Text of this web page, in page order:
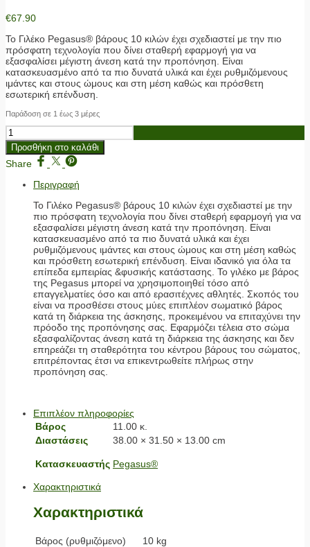
€67.90
Το Γιλέκο Pegasus® βάρους 10 κιλών έχει σχεδιαστεί με την πιο
πρόσφατη τεχνολογία που δίνει σταθερή εφαρμογή για να
εξασφαλίσει μέγιστη άνεση κατά την προπόνηση. Είναι
κατασκευασμένο από τα πιο δυνατά υλικά και έχει ρυθμιζόμενους
ιμάντες και στους ώμους και στη μέση καθώς και πρόσθετη
εσωτερική επένδυση.
Παράδοση σε 1 έως 3 μέρες
Γιλέκο
με
Βάρος
Pegasus®
ποσότητα
Προσθήκη στο καλάθι
Share
Περιγραφή
Το Γιλέκο Pegasus® βάρους 10 κιλών έχει σχεδιαστεί με την
πιο πρόσφατη τεχνολογία που δίνει σταθερή εφαρμογή για να
εξασφαλίσει μέγιστη άνεση κατά την προπόνηση. Είναι
κατασκευασμένο από τα πιο δυνατά υλικά και έχει
ρυθμιζόμενους ιμάντες και στους ώμους και στη μέση καθώς
και πρόσθετη εσωτερική επένδυση. Είναι ιδανικό για όλα τα
επίπεδα εμπειρίας &φυσικής κατάστασης. Το γιλέκο με βάρος
της Pegasus μπορεί να χρησιμοποιηθεί τόσο από
επαγγελματίες όσο και από ερασιτέχνες αθλητές. Σκοπός του
είναι να προσθέσει στους μύες επιπλέον σωματικό βάρος
κατά τη διάρκεια της άσκησης, προκειμένου να επιταχύνει την
πρόοδο της προπόνησης σας. Εφαρμόζει τέλεια στο σώμα
εξασφαλίζοντας άνεση κατά τη διάρκεια της άσκησης και δεν
επηρεάζει τη σταθερότητα του κέντρου βάρους του σώματος,
επιτρέποντας έτσι να επικεντρωθείτε πλήρως στην
προπόνηση σας.
Επιπλέον πληροφορίες
Βάρος
11.00 κ.
Διαστάσεις
38.00 × 31.50 × 13.00 cm
Κατασκευαστής Pegasus®
Χαρακτηριστικά
Χαρακτηριστικά
Βάρος (ρυθμιζόμενο)
10 kg